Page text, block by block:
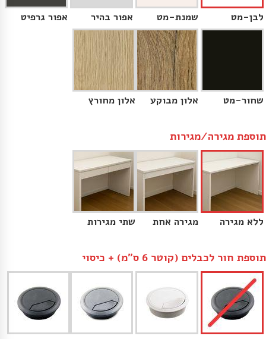
לבן-מט שמנת-מט אפור בהיר אפור גרפיט
שחור-מט אלון מבוקע אלון מחורץ
תוספת מגירה/מגירות
ללא מגירה מגירה אחת שתי מגירות
תוספת חור לכבלים (קוטר 6 ס״מ) + כיסוי